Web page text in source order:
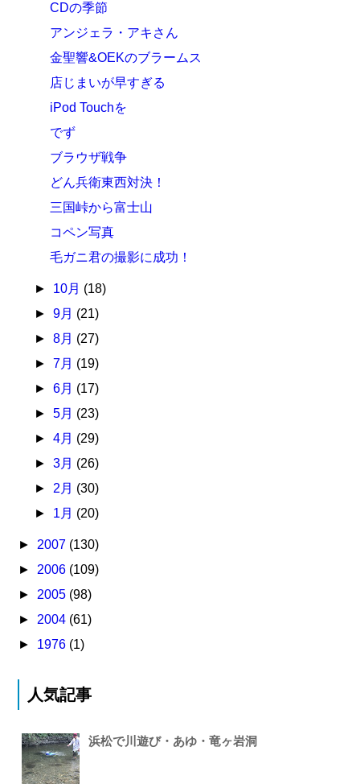
CDの季節
アンジェラ・アキさん
金聖響&OEKのブラームス
店じまいが早すぎる
iPod Touchを
でず
ブラウザ戦争
どん兵衛東西対決！
三国峠から富士山
コペン写真
毛ガニ君の撮影に成功！
► 10月 (18)
► 9月 (21)
► 8月 (27)
► 7月 (19)
► 6月 (17)
► 5月 (23)
► 4月 (29)
► 3月 (26)
► 2月 (30)
► 1月 (20)
► 2007 (130)
► 2006 (109)
► 2005 (98)
► 2004 (61)
► 1976 (1)
人気記事
浜松で川遊び・あゆ・竜ヶ岩洞